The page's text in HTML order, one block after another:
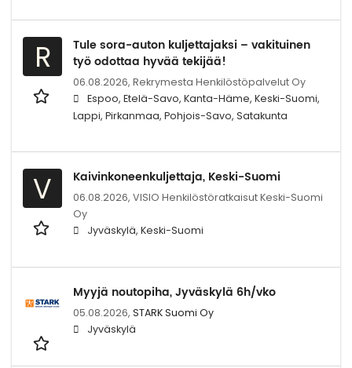
R
Tule sora-auton kuljettajaksi – vakituinen
työ odottaa hyvää tekijää!
06.08.2026, Rekrymesta Henkilöstöpalvelut Oy
Espoo, Etelä-Savo, Kanta-Häme, Keski-Suomi,
Lappi, Pirkanmaa, Pohjois-Savo, Satakunta
V Kaivinkoneenkuljettaja, Keski-Suomi
06.08.2026, VISIO Henkilöstöratkaisut Keski-Suomi
Oy
Jyväskylä, Keski-Suomi
Myyjä noutopiha, Jyväskylä 6h/vko
05.08.2026, STARK Suomi Oy
Jyväskylä